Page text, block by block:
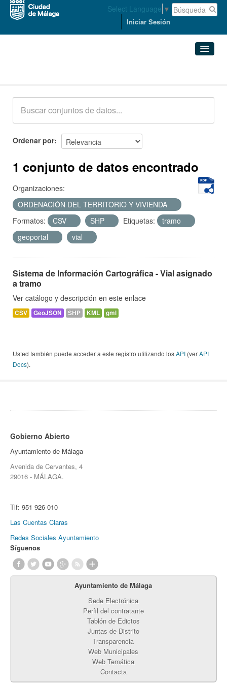
Select Language ▼
Iniciar Sesión
Acerca de
Ordenar por
1 conjunto de datos encontrado
Organizaciones:
ORDENACIÓN DEL TERRITORIO Y VIVIENDA
Formatos:
CSV SHP Etiquetas:
tramo
geoportal
vial
Sistema de Información Cartográfica - Vial asignado
a tramo
Ver catálogo y descripción en este enlace
CSV GeoJSON SHP KML gml
Usted también puede acceder a este registro utilizando losAPI (verAPI
Docs).
Gobierno Abierto
Ayuntamiento de Málaga
Avenida de Cervantes, 4
29016 - MÁLAGA.
Tlf: 951 926 010
Las Cuentas Claras
Redes Sociales Ayuntamiento
Síguenos
Ayuntamiento de Málaga
Sede Electrónica
Perfil del contratante
Tablón de Edictos
Juntas de Distrito
Transparencia
Web Municipales
Web Temática
Contacta